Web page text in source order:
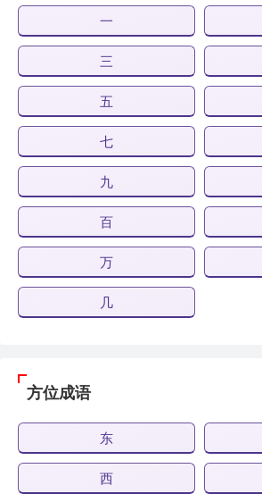
一
三
五
七
九
百
万
几
方位成语
东
西